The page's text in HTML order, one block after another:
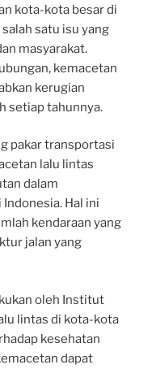
kota-kota besar di
satu isu yang
masyarakat.
kemacetan
kerugian
setiap tahunnya.
pakar transportasi
lalu lintas
dalam
Hal ini
kendaraan yang
jalan yang
oleh Institut
lintas di kota-kota
kesehatan
dapat